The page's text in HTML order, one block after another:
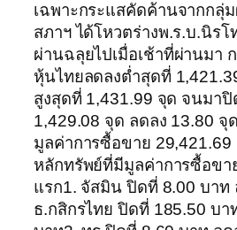
เฉพาะกระแสคัดค้านจากกลุ่
สภาฯ ได้โหวตร่างพ.ร.บ.นิรโ
ผ่านฉลุยไปเมื่อเช้าที่ผ่านมา
หุ้นไทยลดลงต่ำสุดที่
สูงสุดที่ 1,431.99 จุด จนมา
1,429.08 จุด ลดลง 13.80 จุ
มูลค่าการซื้อขาย
หลักทรัพย์ที่มีมูลค่าการซื้อขา
แรก1. จัสมิน ปิดที่ 8.00 บาท
ธ.กสิกรไทย ปิดที่ 185.50 บา